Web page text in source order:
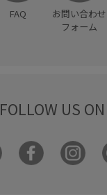
FAQ
お問い合わせ
フォーム
FOLLOW US ON